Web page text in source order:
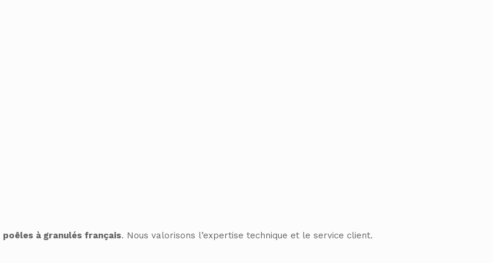
poêles à granulés français. Nous valorisons l’expertise technique et le service client.